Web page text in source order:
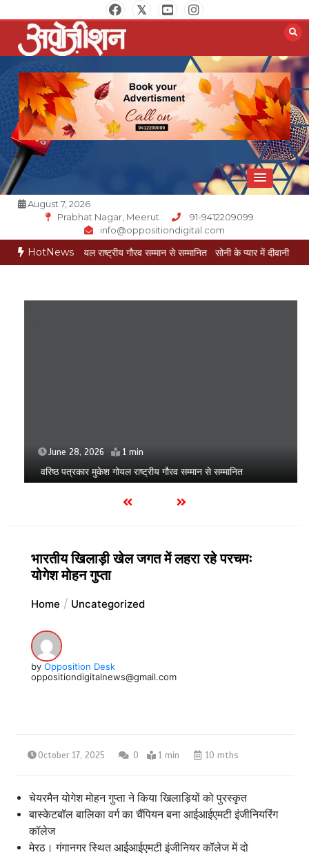
to
content
Opposition Digital
August 7, 2026
Prabhat Nagar, Meerut
91-9412209099
info@oppositiondigital.com
HotNews
गोयल राष्ट्रीय गौरव सम्मान से सम्मानित सोनी के प्यार में दीवानी सीता पहुंची मेरठ
June 28, 2026 1 min
वरिष्ठ पत्रकार मुकेश गोयल राष्ट्रीय गौरव सम्मान से सम्मानित
भारतीय खिलाड़ी खेल जगत में लहरा रहे परचमः
योगेश मोहन गुप्ता
Home Uncategorized
by Opposition Desk
oppositiondigitalnews@gmail.com
October 17, 2025 0 1 min 10 mths
चेयरमैन योगेश मोहन गुप्ता ने किया खिलाड़ियों को पुरस्कृत
बास्केटबॉल बालिका वर्ग का चैंपियन बना आईआईएमटी इंजीनियरिंग
कॉलेज
मेरठ। गंगानगर स्थित आईआईएमटी इंजीनियर कॉलेज में दो